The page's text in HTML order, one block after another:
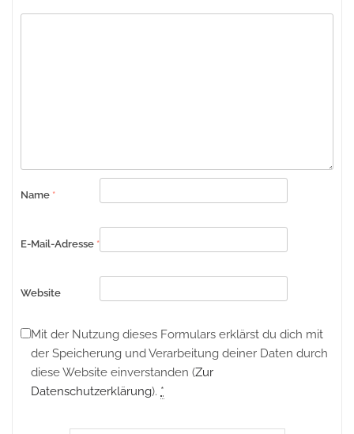
Name *
E-Mail-Adresse *
Website
Mit der Nutzung dieses Formulars erklärst du dich mit
der Speicherung und Verarbeitung deiner Daten durch
diese Website einverstanden (Zur
Datenschutzerklärung). *